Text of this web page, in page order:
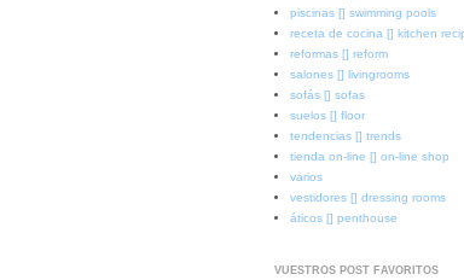
piscinas [] swimming pools
receta de cocina [] kitchen
reformas [] reform
salones [] livingrooms
sofás [] sofas
suelos [] floor
tendencias [] trends
tienda on-line [] on-line shop
varios
vestidores [] dressing rooms
áticos [] penthouse
VUESTROS POST FAVORITOS